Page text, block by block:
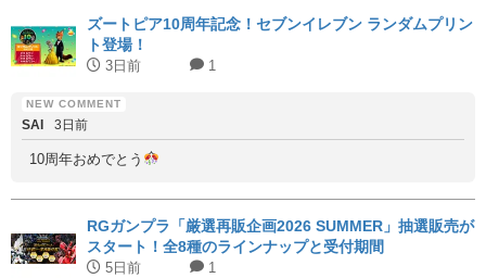
ズートピア10周年記念！セブンイレブン ランダムプリン
ト登場！
3日前 1
SAI 3日前
10周年おめでとう
RGガンプラ「厳選再販企画2026 SUMMER」抽選販売が
スタート！全8種のラインナップと受付期間
5日前 1